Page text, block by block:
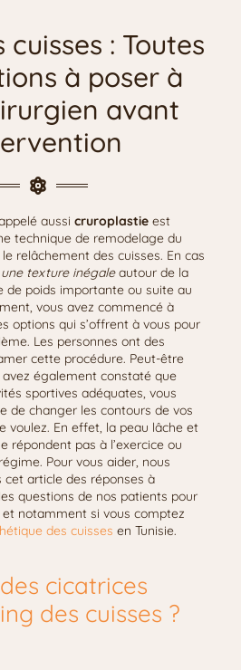
: Toutes
à poser à
avant
aussi cruroplastie est
technique de remodelage du
relâchement des cuisses. En cas
texture inégaleautour de la
de poids importante ou suite au
vous avez commencé à
options qui s’offrent à vous pour
Les personnes ont des
cette procédure. Peut-être
également constaté que
sportives adéquates, vous
de changer les contours de vos
voulez. En effet, la peau lâche et
répondent pas à l’exercice ou
Pour vous aider, nous
cet article des réponses à
questions de nos patients pour
notamment si vous comptez
des cuisses en Tunisie.
cicatrices
des cuisses ?